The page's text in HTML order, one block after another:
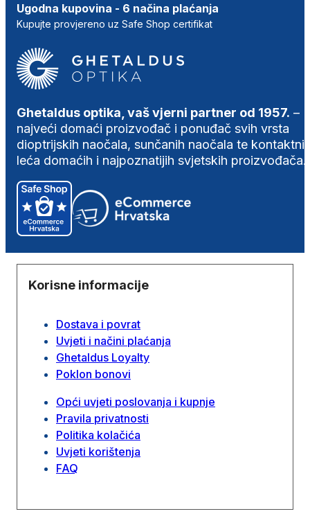
Ugodna kupovina - 6 načina plaćanja
Kupujte provjereno uz Safe Shop certifikat
Ghetaldus optika, vaš vjerni partner od 1957. –
najveći domaći proizvođač i ponuđač svih vrsta
dioptrijskih naočala, sunčanih naočala te
leća domaćih i najpoznatijih svjetskih proizvođača.
Korisne informacije
Dostava i povrat
Uvjeti i načini plaćanja
Ghetaldus Loyalty
Poklon bonovi
Opći uvjeti poslovanja i kupnje
Pravila privatnosti
Politika kolačića
Uvjeti korištenja
FAQ